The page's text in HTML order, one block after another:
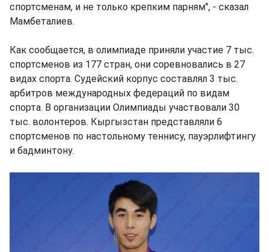
спортсменам, и не только крепким парням", - сказал
Мамбеталиев.
Как сообщается, в олимпиаде приняли участие 7 тыс.
спортсменов из 177 стран, они соревновались в 27
видах спорта. Судейский корпус составлял 3 тыс.
арбитров международных федераций по видам
спорта. В организации Олимпиады участвовали 30
тыс. волонтеров. Кыргызстан представляли 6
спортсменов по настольному теннису, пауэрлифтингу
и бадминтону.